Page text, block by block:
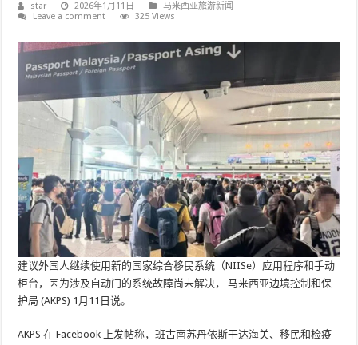
star 2026年1月11日
马来西亚旅游新闻
Leave a comment
325 Views
建议外国人继续使用新的国家综合移民系统（NIISe）应用程序和手动
柜台，因为涉及自动门的系统故障尚未解决，马来西亚边境控制和保
护局 (AKPS) 1月11日说。
AKPS 在 Facebook 上发帖称，班古南苏丹依斯干达海关、移民和检疫